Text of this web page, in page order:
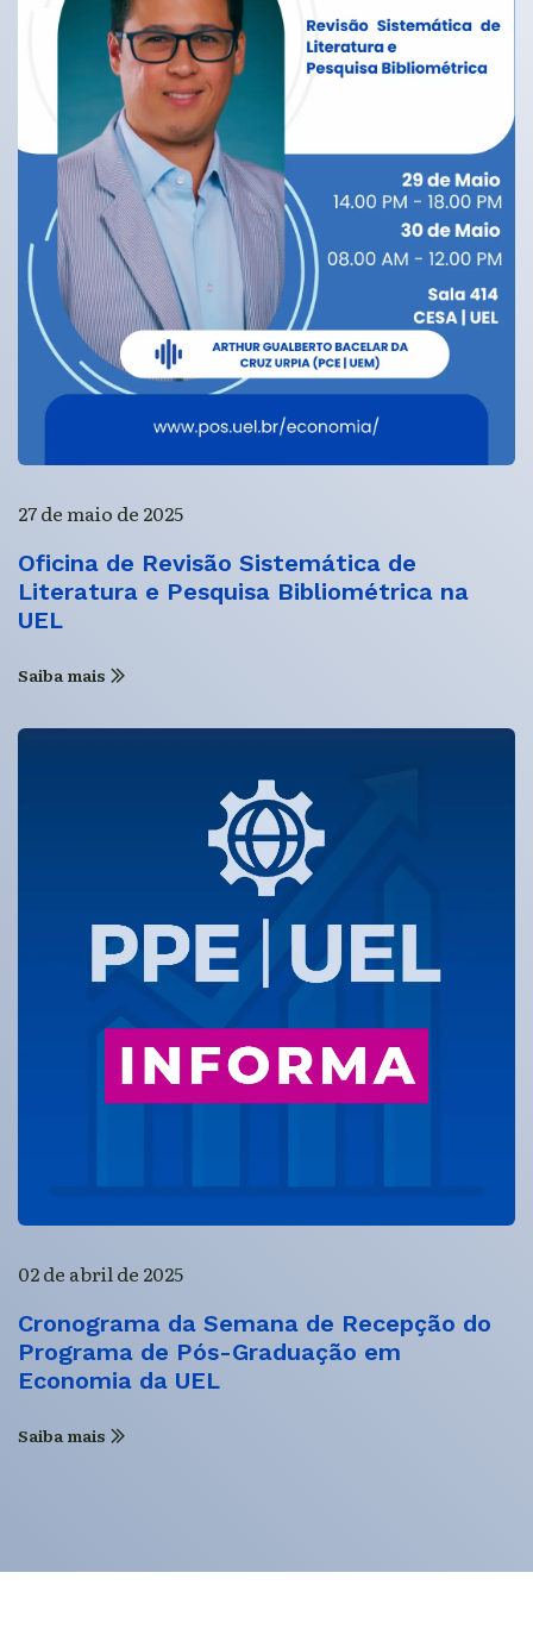
Oficina de Revisão Sistemática de
Literatura e Pesquisa Bibliométrica na
UEL
27 de maio de 2025
Saiba mais
Cronograma da Semana de Recepção do
Programa de Pós-Graduação em
Economia da UEL
02 de abril de 2025
Saiba mais